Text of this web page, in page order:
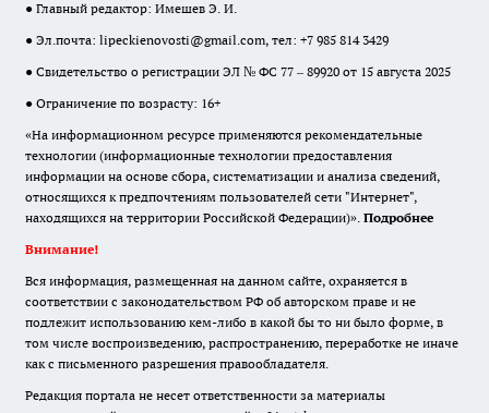
● Главный редактор: Имешев Э. И.
● Эл.почта: lipeckienovosti@gmail.com, тел: +7 985 814 3429
● Свидетельство о регистрации ЭЛ № ФС 77 – 89920 от 15 августа 2025
● Ограничение по возрасту: 16+
«На информационном ресурсе применяются рекомендательные
технологии (информационные технологии предоставления
информации на основе сбора, систематизации и анализа сведений,
относящихся к предпочтениям пользователей сети "Интернет",
находящихся на территории Российской Федерации)». Подробнее
Внимание!
Вся информация, размещенная на данном сайте, охраняется в
соответствии с законодательством РФ об авторском праве и не
подлежит использованию кем-либо в какой бы то ни было форме, в
том числе воспроизведению, распространению, переработке не иначе
как с письменного разрешения правообладателя.
Редакция портала не несет ответственности за материалы